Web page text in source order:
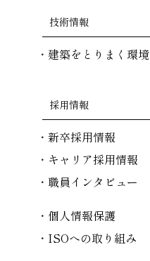
技術情報
建築をとりまく環境
採用情報
新卒採用情報
キャリア採用情報
職員インタビュー
個人情報保護
ISOへの取り組み